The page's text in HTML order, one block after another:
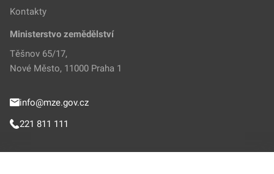
Kontakty
Ministerstvo zemědělství
Těšnov 65/17,
Nové Město, 11000 Praha 1
info@mze.gov.cz
221 811 111